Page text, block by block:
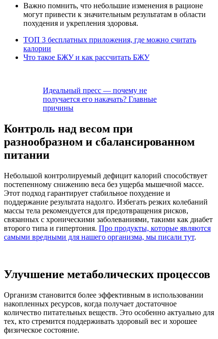
Важно помнить, что небольшие изменения в рационе
могут привести к значительным результатам в области
похудения и укрепления здоровья.
ТОП 3 бесплатных приложения, где можно считать
калории
Что такое БЖУ и как рассчитать БЖУ
Идеальный пресс — почему не
получается его накачать? Главные
причины
Контроль над весом при
разнообразном и сбалансированном
питании
Небольшой контролируемый дефицит калорий способствует
постепенному снижению веса без ущерба мышечной массе.
Этот подход гарантирует стабильное похудение и
поддержание результата надолго. Избегать резких колебаний
массы тела рекомендуется для предотвращения рисков,
связанных с хроническими заболеваниями, такими как диабет
второго типа и гипертония. Про продукты, которые являются
самыми вредными для нашего организма, мы писали тут.
Улучшение метаболических процессов
Организм становится более эффективным в использовании
накопленных ресурсов, когда получает достаточное
количество питательных веществ. Это особенно актуально для
тех, кто стремится поддерживать здоровый вес и хорошее
физическое состояние.